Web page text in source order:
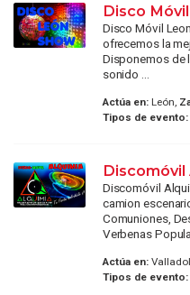
Disco
Disco Móvil
ofrecemos la
Disponemos de
sonido ...
Actúa en:León,
Tipos de evento:
Discomóvil
Discomóvil
camion
Comuniones,
Verbenas
Actúa en:
Tipos de evento: